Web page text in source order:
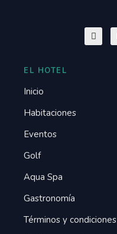
EL HOTEL
Inicio
Habitaciones
Eventos
Golf
Aqua Spa
Gastronomía
Términos y condiciones